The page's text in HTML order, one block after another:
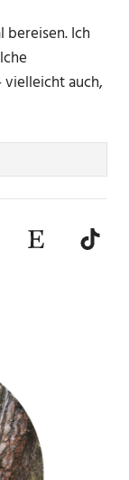
bereisen. Ich
auch,
Etsy-Shop